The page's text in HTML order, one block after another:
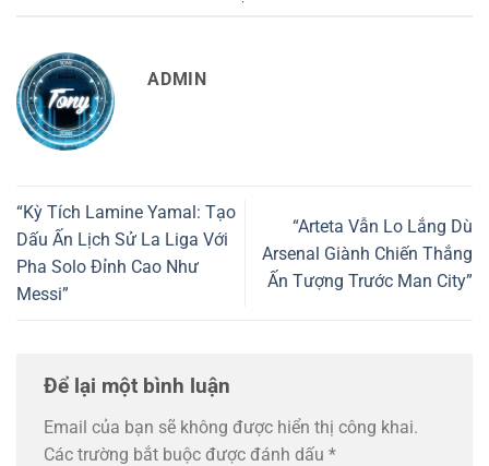
ADMIN
“Kỳ Tích Lamine Yamal: Tạo
Dấu Ấn Lịch Sử La Liga Với
Pha Solo Đỉnh Cao Như
Messi”
“Arteta Vẫn Lo Lắng Dù
Arsenal Giành Chiến Thắng
Ấn Tượng Trước Man City”
Để lại một bình luận
Email của bạn sẽ không được hiển thị công khai.
Các trường bắt buộc được đánh dấu *